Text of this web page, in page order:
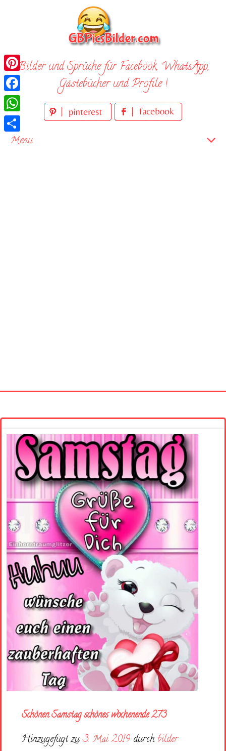
Bilder und Sprüche für Facebook, WhatsApp,
Gästebücher und Profile !
Menu
Schönen Samstag schönes wochenende 273
Hinzugefügt zu3. Mai 2019 durch bilder
Pinterest
Facebook
WhatsApp
Teilen